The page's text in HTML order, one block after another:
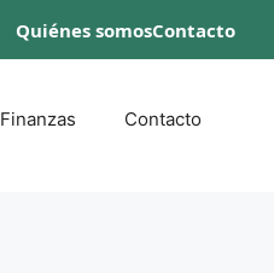
Quiénes somosContacto
Finanzas Contacto